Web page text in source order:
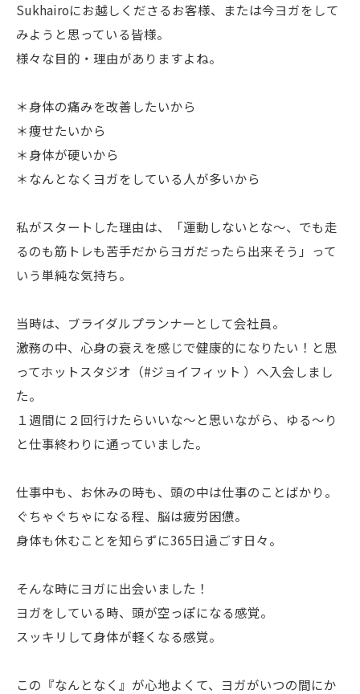
Sukhairoにお越しくださるお客様、または今ヨガをして
みようと思っている皆様。
様々な目的・理由がありますよね。
＊身体の痛みを改善したいから
＊痩せたいから
＊身体が硬いから
＊なんとなくヨガをしている人が多いから
私がスタートした理由は、「運動しないとな〜、でも走
るのも筋トレも苦手だからヨガだったら出来そう」って
いう単純な気持ち。
当時は、ブライダルプランナーとして会社員。
激務の中、心身の衰えを感じで健康的になりたい！と思
ってホットスタジオ（#ジョイフィット ）へ入会しまし
た。
１週間に２回行けたらいいな〜と思いながら、ゆる〜り
と仕事終わりに通っていました。
仕事中も、お休みの時も、頭の中は仕事のことばかり。
ぐちゃぐちゃになる程、脳は疲労困憊。
身体も休むことを知らずに365日過ごす日々。
そんな時にヨガに出会いました！
ヨガをしている時、頭が空っぽになる感覚。
スッキリして身体が軽くなる感覚。
この『なんとなく』が心地よくて、ヨガがいつの間にか